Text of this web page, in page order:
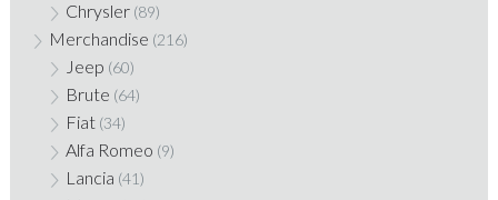
Chrysler (89)
Merchandise (216)
Jeep (60)
Brute (64)
Fiat (34)
Alfa Romeo (9)
Lancia (41)